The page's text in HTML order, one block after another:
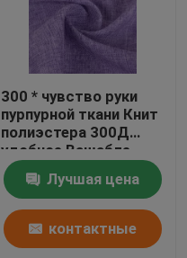
300 * чувство руки
пурпурной ткани Книт
полиэстера 300Д
удобное Вашабле
Лучшая цена
контактные